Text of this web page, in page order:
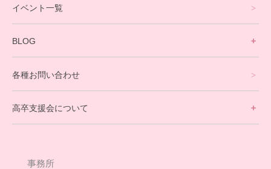
英会話・海外留学コース
寮生活サポート
卒業生の今
[家庭訪問カウンセリング]
イベント一覧
BLOG
保護者交流だより一覧
会長コラム一覧
各種お問い合わせ
高卒支援会について
事務所